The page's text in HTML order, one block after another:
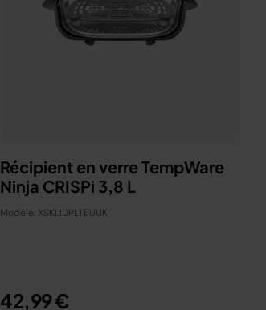
Récipient en verre TempWare
Ninja CRISPi 3,8 L
Modèle: XSKLIDPLTEUUK
42,99 €